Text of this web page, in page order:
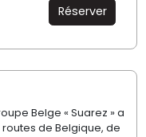
Réserver
Belge « Suarez » a
de Belgique, de